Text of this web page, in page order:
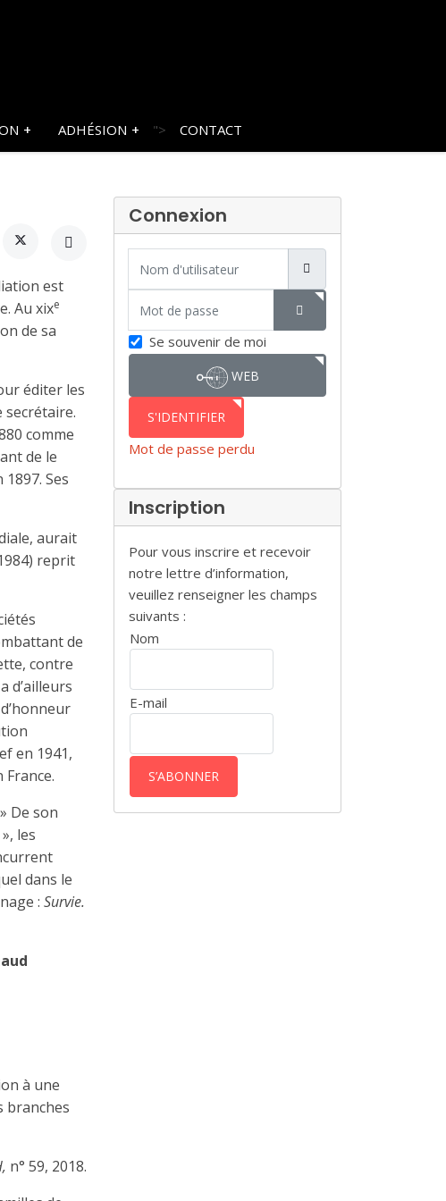
ADHÉSION "> CONTACT
est
Au xixe
de sa
éditer les
secrétaire.
comme
de le
Ses
aurait
reprit
de
contre
d’ailleurs
en 1941,
De son
les
dans le
: Survie.
à une
branches
n° 59, 2018.
Connexion
SHOW PASSWORD
Se souvenir de moi
WEB
AUTHENTICATION
S'IDENTIFIER
Mot de passe perdu
Inscription
Pour vous inscrire et recevoir
notre lettre d’information,
veuillez renseigner les champs
suivants :
Nom
E-mail